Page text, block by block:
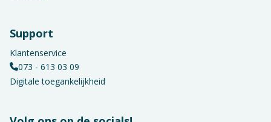
Support
Klantenservice
073 - 613 03 09
Digitale toegankelijkheid